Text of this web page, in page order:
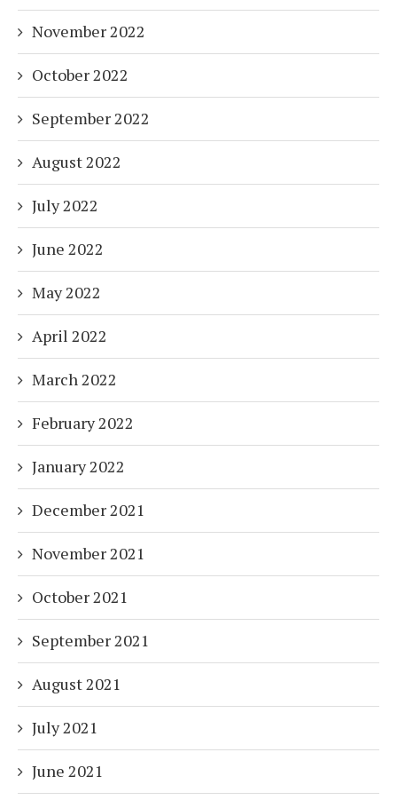
November 2022
October 2022
September 2022
August 2022
July 2022
June 2022
May 2022
April 2022
March 2022
February 2022
January 2022
December 2021
November 2021
October 2021
September 2021
August 2021
July 2021
June 2021